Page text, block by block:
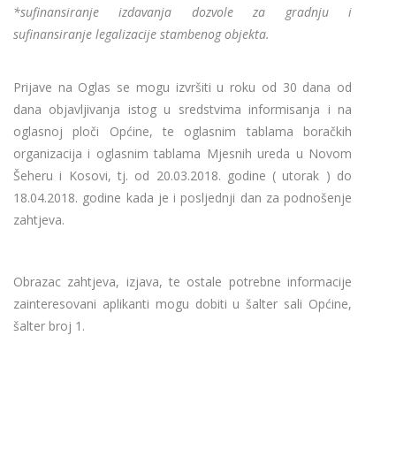
*sufinansiranje izdavanja dozvole za gradnju i
sufinansiranje legalizacije stambenog objekta.
Prijave na Oglas se mogu izvršiti u roku od 30 dana od
dana objavljivanja istog u sredstvima informisanja i na
oglasnoj ploči Općine, te oglasnim tablama boračkih
organizacija i oglasnim tablama Mjesnih ureda u Novom
Šeheru i Kosovi, tj. od 20.03.2018. godine ( utorak ) do
18.04.2018. godine kada je i posljednji dan za podnošenje
zahtjeva.
Obrazac zahtjeva, izjava, te ostale potrebne informacije
zainteresovani aplikanti mogu dobiti u šalter sali Općine,
šalter broj 1.